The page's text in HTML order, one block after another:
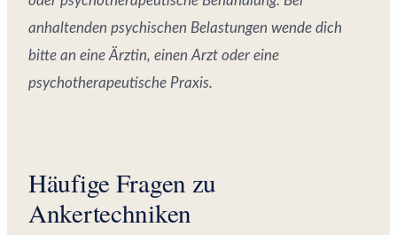
anhaltenden psychischen Belastungen wende dich
bitte an eine Ärztin, einen Arzt oder eine
psychotherapeutische Praxis.
Häufige Fragen zu
Ankertechniken